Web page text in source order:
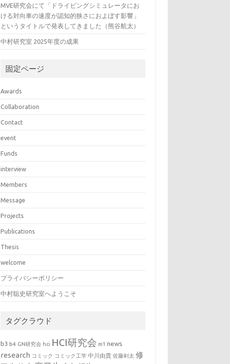
MVE研究会にて「ドライビングシミュレータにお
ける対向車の速度が認知的狭さにおよぼす影響」
というタイトルで発表してきました（熊谷航太）
中村研究室 2025年度の成果
固定ページ
Awards
Collaboration
Contact
event
Funds
interview
Members
Message
Projects
Publications
Thesis
welcome
プライバシーポリシー
中村聡史研究室へようこそ
タグクラウド
b3 b4 GN研究会 hci HCI研究会 m1 news
research コミック コミック工学 中川由貴 佐藤剣太 修